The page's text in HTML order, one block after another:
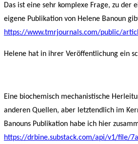
Das ist eine sehr komplexe Frage, zu der
eigene Publikation von Helene Banoun
https://www.tmrjournals.com/public/
Helene hat in ihrer Veröffentlichung ein
Eine biochemisch mechanistische
anderen Quellen, aber letztendlich im
Banouns Publikation habe ich hier
https://drbine.substack.com/api/v1/file/